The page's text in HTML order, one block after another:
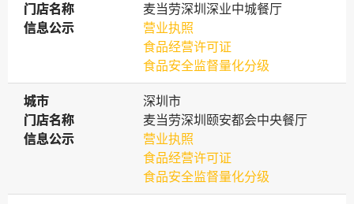
门店名称
门店名称
麦当劳深圳深业中城餐厅
信息公示
信息公示
营业执照
食品经营许可证
食品安全监督量化分级
城市
城市
深圳市
门店名称
门店名称
麦当劳深圳颐安都会中央餐厅
信息公示
信息公示
营业执照
食品经营许可证
食品安全监督量化分级